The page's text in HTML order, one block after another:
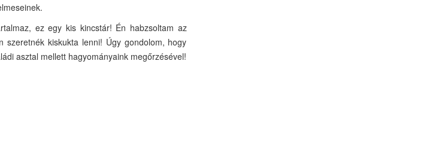
ez egy kis kincstár! Én habzsoltam az
kiskukta lenni! Úgy gondolom, hogy
asztal mellett hagyományaink megőrzésével!